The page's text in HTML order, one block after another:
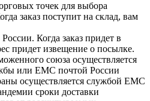
точек для выбора
заказ поступит на склад, вам
Когда заказ придет в
придет извещение о посылке.
союза осуществляется
или ЕМС почтой России
осуществляется службой ЕМС
сроки доставки